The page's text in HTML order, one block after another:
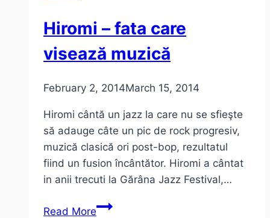
Hiromi – fata care
visează muzică
February 2, 2014March 15, 2014
Hiromi cântă un jazz la care nu se sfieşte
să adauge câte un pic de rock progresiv,
muzică clasică ori post-bop, rezultatul
fiind un fusion încântător. Hiromi a cântat
in anii trecuti la Gărâna Jazz Festival,…
Read MoreHiromi